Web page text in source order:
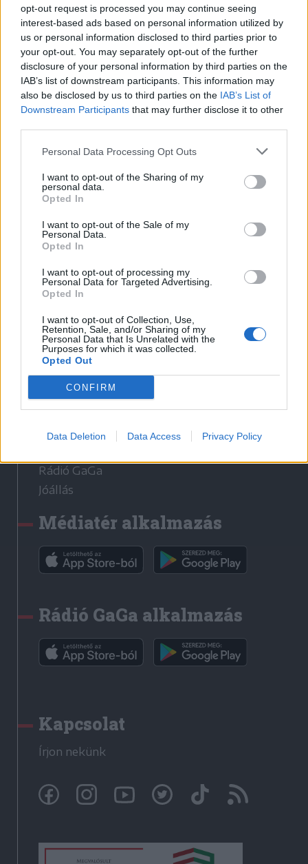
opt-out request is processed you may continue seeing
interest-based ads based on personal information utilized by
us or personal information disclosed to third parties prior to
your opt-out. You may separately opt-out of the further
disclosure of your personal information by third parties on the
IAB’s list of downstream participants. This information may
also be disclosed by us to third parties on the IAB’s List of
Downstream Participants that may further disclose it to other
Personal Data Processing Opt Outs
I want to opt-out of the Sharing of my
personal data.
Opted In
I want to opt-out of the Sale of my
Personal Data.
Opted In
I want to opt-out of processing my
Personal Data for Targeted Advertising.
Opted In
I want to opt-out of Collection, Use,
Retention, Sale, and/or Sharing of my
Personal Data that Is Unrelated with the
Purposes for which it was collected.
Opted Out
CONFIRM
Data Deletion Data Access Privacy Policy
Hasznos
Impresszum
Szerzői jogok
Adatvédelmi tájékoztató
Nyomtatott lapjaink archívuma
Székely Hírmondó archívuma
Médiaajánlat
Látogatottsági adatok
Sütibeállítások
Székely Sport
Liget
Krónika
Bihari Napló
Erdélyi Napló
Főtér
Rádió GaGa
Jóállás
Médiatér alkalmazás
Rádió GaGa alkalmazás
Kapcsolat
Írjon nekünk